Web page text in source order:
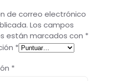
de correo electrónico
Los campos
están marcados con *
*
*